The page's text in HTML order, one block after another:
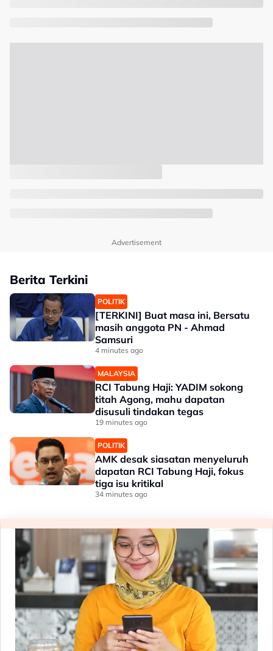
Advertisement
Berita Terkini
POLITIK
[TERKINI] Buat masa ini, Bersatu
masih anggota PN - Ahmad
Samsuri
4 minutes ago
MALAYSIA
RCI Tabung Haji: YADIM sokong
titah Agong, mahu dapatan
disusuli tindakan tegas
19 minutes ago
POLITIK
AMK desak siasatan menyeluruh
dapatan RCI Tabung Haji, fokus
tiga isu kritikal
34 minutes ago